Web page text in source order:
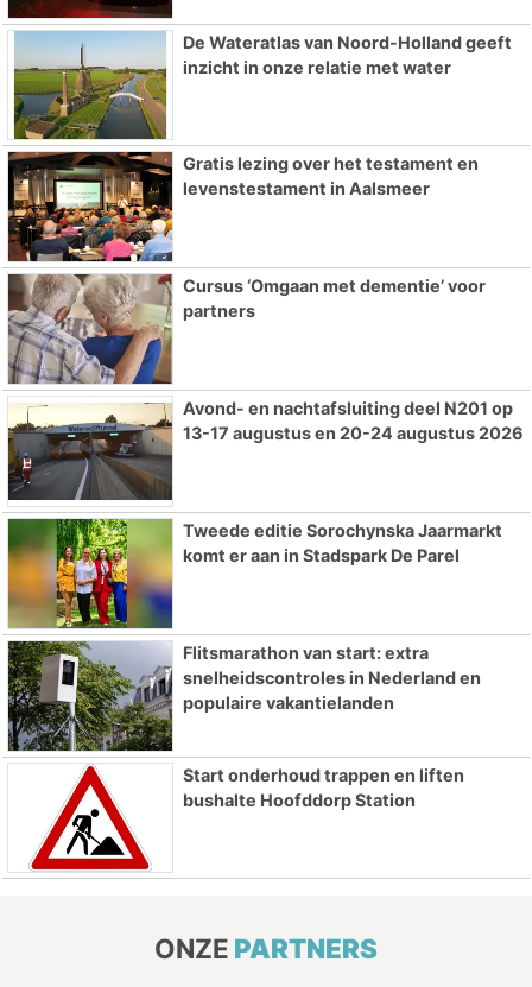
De Wateratlas van Noord-Holland geeft
inzicht in onze relatie met water
Gratis lezing over het testament en
levenstestament in Aalsmeer
Cursus ‘Omgaan met dementie’ voor
partners
Avond- en nachtafsluiting deel N201 op
13-17 augustus en 20-24 augustus 2026
Tweede editie Sorochynska Jaarmarkt
komt er aan in Stadspark De Parel
Flitsmarathon van start: extra
snelheidscontroles in Nederland en
populaire vakantielanden
Start onderhoud trappen en liften
bushalte Hoofddorp Station
ONZE PARTNERS